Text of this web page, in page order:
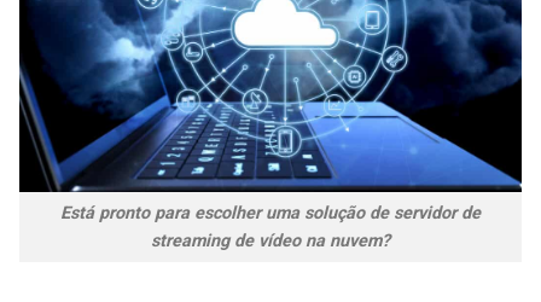
Está pronto para escolher uma solução de servidor de
streaming de vídeo na nuvem?